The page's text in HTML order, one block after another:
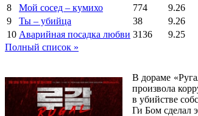
8
Мой сосед – кумихо 774
9.26
9
Ты – убийца 38
9.26
10 Аварийная посадка любви 3136
9.25
Полный список »
В дораме
произвола
в убийстве
Ги Бом сделал